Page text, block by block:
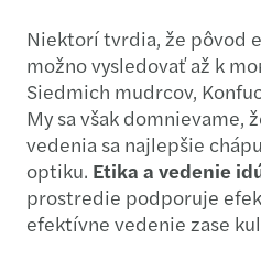
Niektorí tvrdia, že pôvod
možno vysledovať až k
Siedmich mudrcov,
My sa však domnievame,
vedenia sa najlepšie
optiku. Etika a vedenie
prostredie podporuje
efektívne vedenie zase